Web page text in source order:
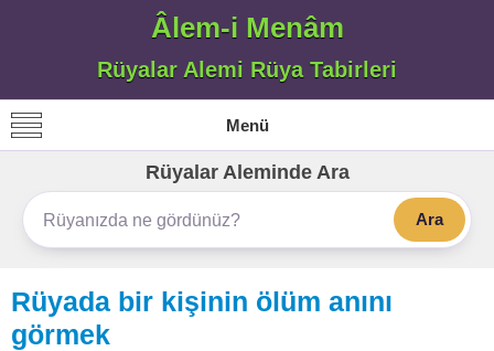
Âlem-i Menâm
Rüyalar Alemi Rüya Tabirleri
Menü
Rüyalar Aleminde Ara
Ara
Rüyada bir kişinin ölüm anını
görmek